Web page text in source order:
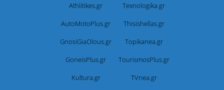
Athlitikes.gr
Texnologika.gr
AutoMotoPlus.gr
Thisishellas.gr
GnosiGiaOlous.gr
Topikanea.gr
GoneisPlus.gr
TourismosPlus.gr
Kultura.gr
TVnea.gr